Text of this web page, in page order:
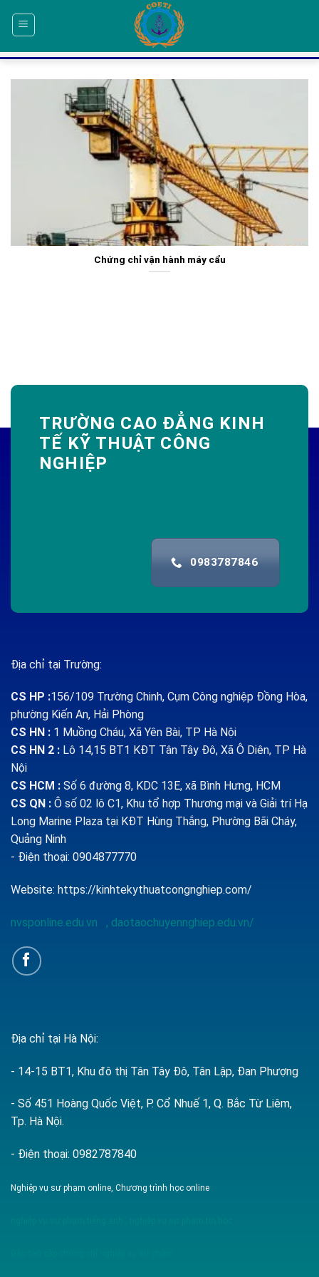
Chứng chỉ vận hành máy cẩu
TRƯỜNG CAO ĐẲNG KINH
TẾ KỸ THUẬT CÔNG
NGHIỆP
0983787846
Địa chỉ tại Trường:
CS HP :156/109 Trường Chinh, Cụm Công nghiệp Đồng Hòa,
phường Kiến An, Hải Phòng
CS HN : 1 Muồng Cháu, Xã Yên Bài, TP Hà Nội
CS HN 2 : Lô 14,15 BT1 KĐT Tân Tây Đô, Xã Ô Diên, TP Hà
Nội
CS HCM : Số 6 đường 8, KDC 13E, xã Bình Hưng, HCM
CS QN : Ô số 02 lô C1, Khu tổ hợp Thương mại và Giải trí Hạ
Long Marine Plaza tại KĐT Hùng Thắng, Phường Bãi Cháy,
Quảng Ninh
- Điện thoại: 0904877770
Website: https://kinhtekythuatcongnghiep.com/
nvsponline.edu.vn , daotaochuyennghiep.edu.vn/
Địa chỉ tại Hà Nội:
- 14-15 BT1, Khu đô thị Tân Tây Đô, Tân Lập, Đan Phượng
- Số 451 Hoàng Quốc Việt, P. Cổ Nhuế 1, Q. Bắc Từ Liêm,
Tp. Hà Nội.
- Điện thoại: 0982787840
Nghiệp vụ sư phạm online, Chương trình học online